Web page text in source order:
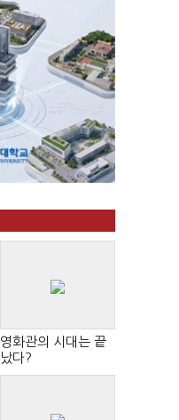
영화관의 시대는 끝
났다?